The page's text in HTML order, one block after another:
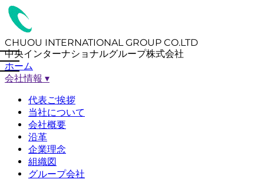
CHUOU INTERNATIONAL GROUP CO.LTD
中央インターナショナルグループ株式会社
ホーム
会社情報 ▾
代表ご挨拶
当社について
会社概要
沿革
企業理念
組織図
グループ会社